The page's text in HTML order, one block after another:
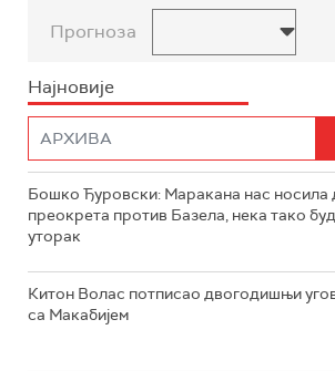
Прогноза
Најновије
Бошко Ђуровски: Маракана нас носила
преокрета против Базела, нека тако
уторак
Китон Волас потписао двогодишњи
са Макабијем